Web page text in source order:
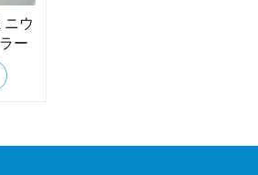
ウ
ー